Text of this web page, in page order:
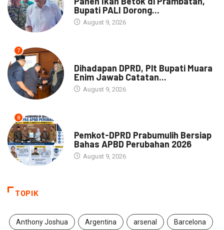
Bupati PALI Dorong...
August 9, 2026
7
Dihadapan DPRD, Plt Bupati Muara
Enim Jawab Catatan...
August 9, 2026
8
Pemkot-DPRD Prabumulih Bersiap
Bahas APBD Perubahan 2026
August 9, 2026
TOPIK
Anthony Joshua Argentina arsenal Barcelona